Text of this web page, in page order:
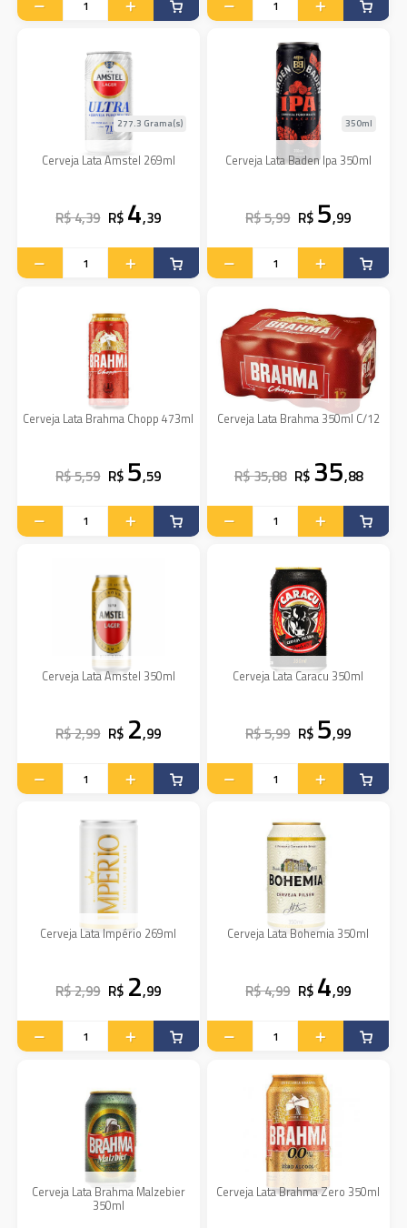
Cerveja Lata Amstel 269ml
277.3 Grama(s)
R$ 4,39 R$ 4,39
Cerveja Lata Baden Ipa 350ml
350ml
R$ 5,99 R$ 5,99
Cerveja Lata Brahma Chopp 473ml
R$ 5,59 R$ 5,59
Cerveja Lata Brahma 350ml C/12
R$ 35,88 R$ 35,88
Cerveja Lata Amstel 350ml
R$ 2,99 R$ 2,99
Cerveja Lata Caracu 350ml
R$ 5,99 R$ 5,99
Cerveja Lata Império 269ml
R$ 2,99 R$ 2,99
Cerveja Lata Bohemia 350ml
R$ 4,99 R$ 4,99
Cerveja Lata Brahma Malzebier
350ml
Cerveja Lata Brahma Zero 350ml